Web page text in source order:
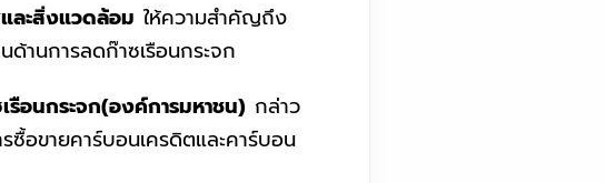
ละสิ่งแวดล้อม ให้ความสำคัญถึง
ด้านการลดก๊าซเรือนกระจก
อนกระจก(องค์การมหาชน) กล่าว
อขายคาร์บอนเครดิตและคาร์บอน